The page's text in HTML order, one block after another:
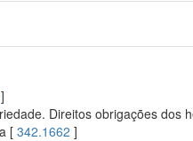
]
Direitos obrigações dos
[342.1662 ]